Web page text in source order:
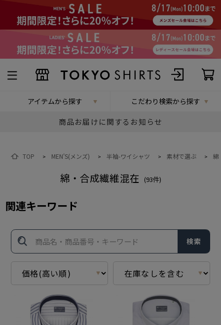
アイテムから探す こだわり検索から探す
商品お届けに関するお知らせ
TOP > MEN'S(メンズ) > 半袖-ワイシャツ > 素材で選ぶ > 綿
綿・合成繊維混在 (93件)
関連キーワード
検索